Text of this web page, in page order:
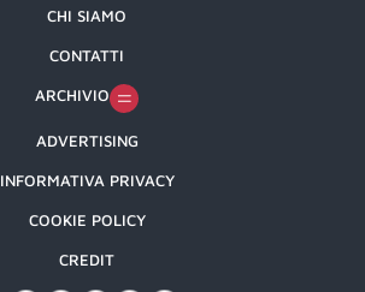
CHI SIAMO
CONTATTI
ARCHIVIO
ADVERTISING
INFORMATIVA PRIVACY
COOKIE POLICY
CREDIT